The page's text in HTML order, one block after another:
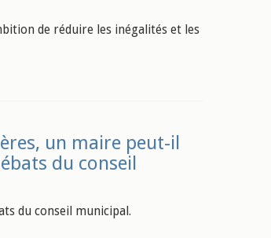
de réduire les inégalités et les
un maire peut-il
du conseil
du conseil municipal.